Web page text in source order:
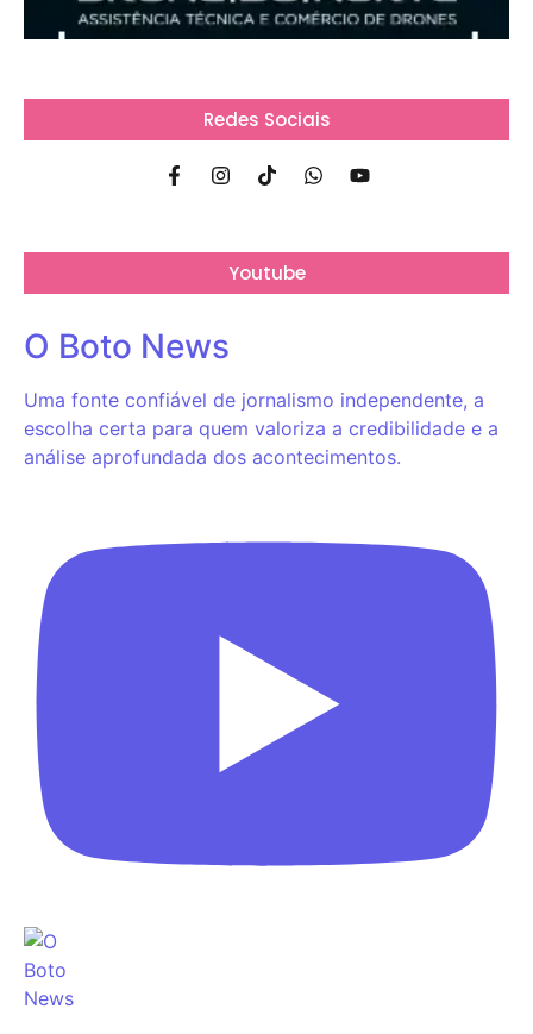
Redes Sociais
Youtube
O Boto News
Uma fonte confiável de jornalismo independente, a
escolha certa para quem valoriza a credibilidade e a
análise aprofundada dos acontecimentos.